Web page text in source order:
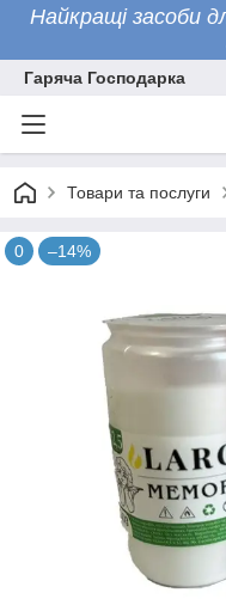
Найкращі засоби
Гаряча Господарка
Товари та послуги
0 –14%